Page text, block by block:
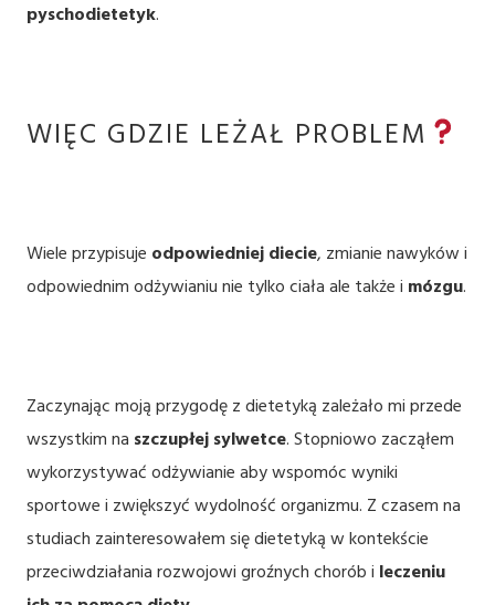
pyschodietetyk.
WIĘC GDZIE LEŻAŁ PROBLEM
Wiele przypisuje odpowiedniej diecie, zmianie nawyków i
odpowiednim odżywianiu nie tylko ciała ale także i mózgu.
Zaczynając moją przygodę z dietetyką zależało mi przede
wszystkim na szczupłej sylwetce. Stopniowo zacząłem
wykorzystywać odżywianie aby wspomóc wyniki
sportowe i zwiększyć wydolność organizmu. Z czasem na
studiach zainteresowałem się dietetyką w kontekście
przeciwdziałania rozwojowi groźnych chorób i leczeniu